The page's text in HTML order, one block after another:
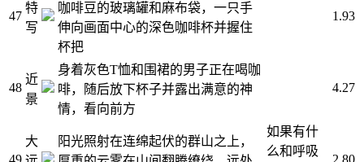
47
特
写
咖啡豆的玻璃罐和麻布袋，一只手
伸向画面中心的深色咖啡杯并握住
杯把
1.93
48
近
景
身着灰色T恤和围裙的男子正在喝咖
啡，随后放下杯子并露出满意的神
情，看向前方
4.27
49
大
阳光照射在连绵起伏的群山之上，
如果有什​​
么和呼吸
2.80